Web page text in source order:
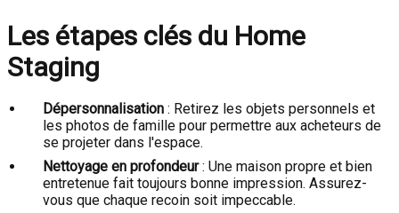
Les étapes clés du Home
Staging
Dépersonnalisation : Retirez les objets personnels et
les photos de famille pour permettre aux acheteurs de
se projeter dans l'espace.
Nettoyage en profondeur: Une maison propre et bien
entretenue fait toujours bonne impression. Assurez-
vous que chaque recoin soit impeccable.